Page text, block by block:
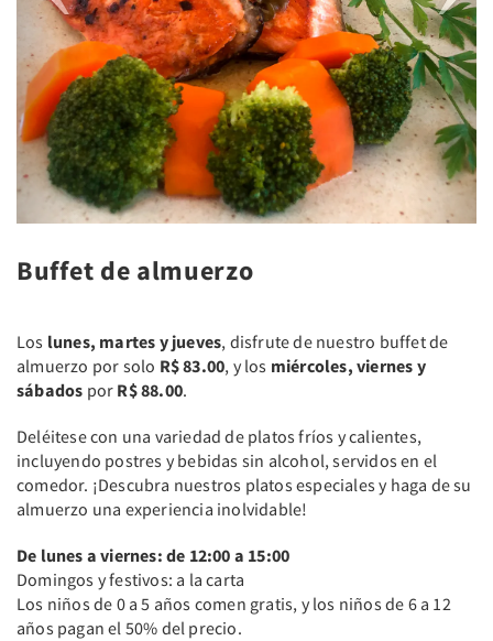
Buffet de almuerzo
Los lunes, martes y jueves, disfrute de nuestro buffet de
almuerzo por solo R$ 83.00, y los miércoles, viernes y
sábados por R$ 88.00.
Deléitese con una variedad de platos fríos y calientes,
incluyendo postres y bebidas sin alcohol, servidos en el
comedor. ¡Descubra nuestros platos especiales y haga de su
almuerzo una experiencia inolvidable!
De lunes a viernes: de 12:00 a 15:00
Domingos y festivos: a la carta
Los niños de 0 a 5 años comen gratis, y los niños de 6 a 12
años pagan el 50% del precio.